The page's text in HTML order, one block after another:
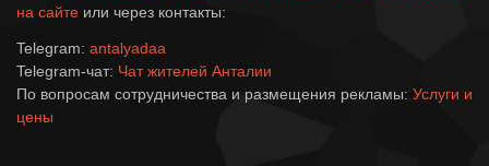
на сайте или через контакты:
Telegram: antalyadaa
Telegram-чат: Чат жителей Анталии
По вопросам сотрудничества и размещения рекламы: Услуги и
цены